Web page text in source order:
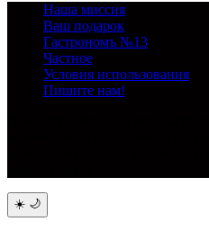
Наша миссия
Ваш подарок
Гастрономъ №13
Частное
Условия использования
Пишите нам!
☀️ 🌙